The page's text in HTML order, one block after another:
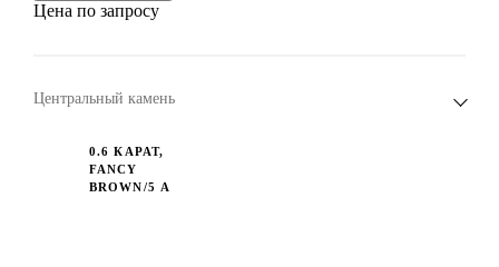
Цена по запросу
Центральный камень
0.6 КАРАТ,
FANCY
BROWN/5 А